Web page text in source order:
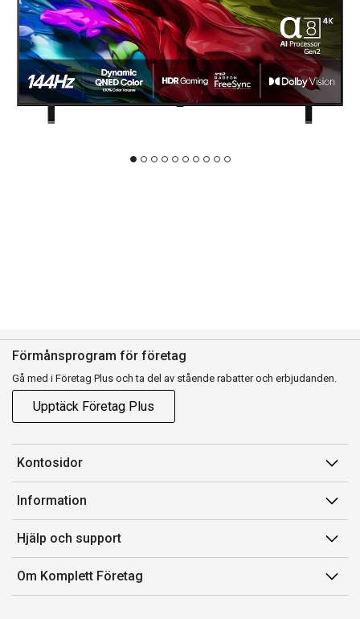
Förmånsprogram för företag
Gå med i Företag Plus och ta del av stående rabatter och erbjudanden.
Upptäck Företag Plus
Kontosidor
Mina sidor
Orderhistorik
Fakturor & Kvitton
Inköpslistor
Information
Försäljningsvillkor
Villkor för Komplett Företag Plus
Felsökning & guider
Hjälp och support
Kontakta oss
Kundservice
Om Komplett Företag